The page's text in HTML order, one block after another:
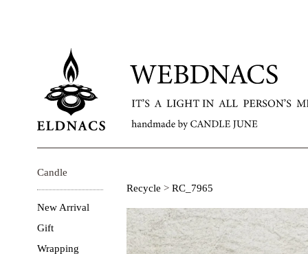
Candle
New Arrival
Gift
Wrapping
Recycle > RC_7965